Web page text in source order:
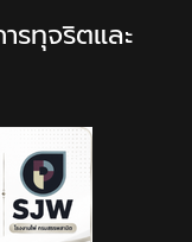
รทุจริตและ